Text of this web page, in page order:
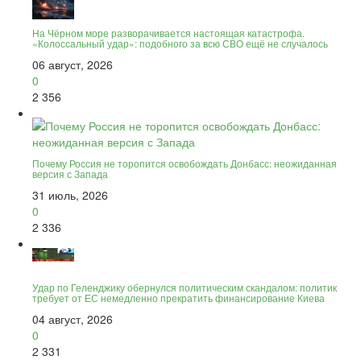
На Чёрном море разворачивается настоящая катастрофа.
«Колоссальный удар»: подобного за всю СВО ещё не случалось
06 август, 2026
0
2 356
Почему Россия не торопится освобождать Донбасс: неожиданная
версия с Запада
31 июль, 2026
0
2 336
Удар по Геленджику обернулся политическим скандалом: политик
требует от ЕС немедленно прекратить финансирование Киева
04 август, 2026
0
2 331